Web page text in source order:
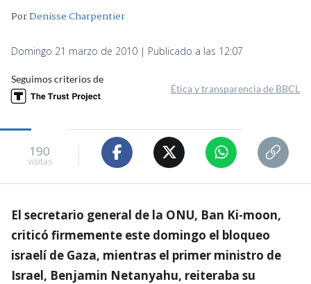
PorDenisse Charpentier
Domingo 21 marzo de 2010 | Publicado a las 12:07
Seguimos criterios de
Ética y transparencia de BBCL
190
visitas
El secretario general de la ONU, Ban Ki-moon,
criticó firmemente este domingo el bloqueo
israelí de Gaza, mientras el primer ministro de
Israel, Benjamin Netanyahu, reiteraba su